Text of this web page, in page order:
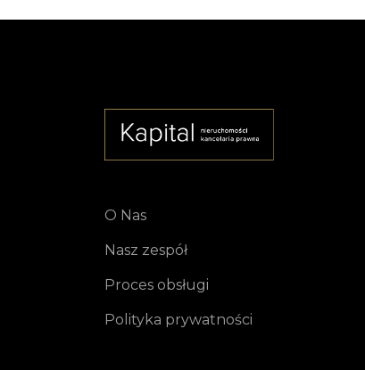
O Nas
Nasz zespół
Proces obsługi
Polityka prywatności